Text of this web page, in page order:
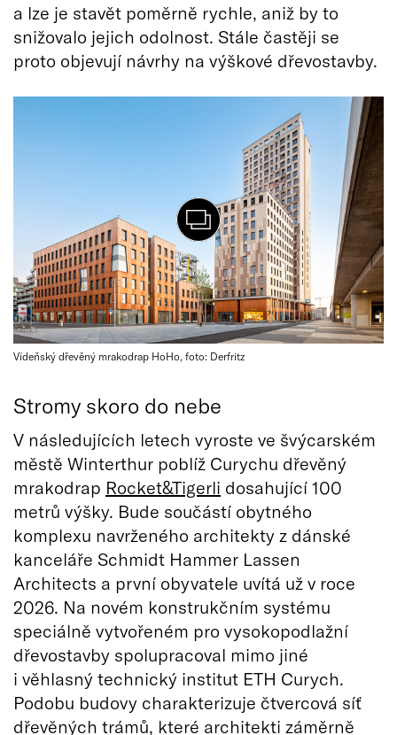
a lze je stavět poměrně rychle, aniž by to
snižovalo jejich odolnost. Stále častěji se
proto objevují návrhy na výškové dřevostavby.
Vídeňský dřevěný mrakodrap HoHo, foto: Derfritz
Stromy skoro do nebe
V následujících letech vyroste ve švýcarském
městě Winterthur poblíž Curychu dřevěný
mrakodrap Rocket&Tigerli dosahující 100
metrů výšky. Bude součástí obytného
komplexu navrženého architekty z dánské
kanceláře Schmidt Hammer Lassen
Architects a první obyvatele uvítá už v roce
2026. Na novém konstrukčním systému
speciálně vytvořeném pro vysokopodlažní
dřevostavby spolupracoval mimo jiné
i věhlasný technický institut ETH Curych.
Podobu budovy charakterizuje čtvercová síť
dřevěných trámů, které architekti záměrně